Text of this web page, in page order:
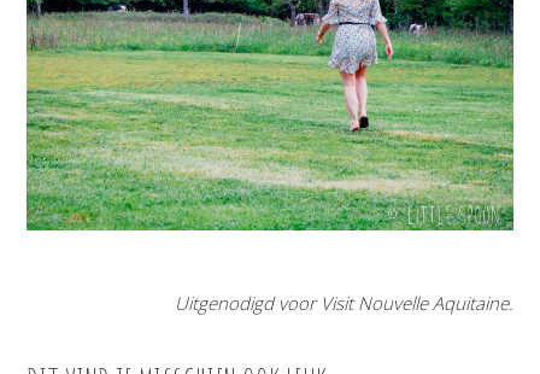
Uitgenodigd voor Visit Nouvelle Aquitaine.